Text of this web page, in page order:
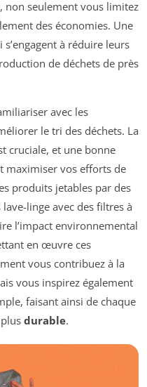
non seulement vous limitez
des économies. Une
à réduire leurs
de déchets de près
avec les
le tri des déchets. La
cruciale, et une bonne
maximiser vos efforts de
produits jetables par des
linge avec des filtres à
l’impact environnemental
en œuvre ces
vous contribuez à la
vous inspirez également
faisant ainsi de chaque
durable.